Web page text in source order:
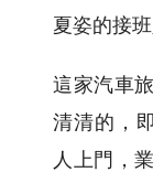
夏姿的接
這家汽車
清清的，
人上門，